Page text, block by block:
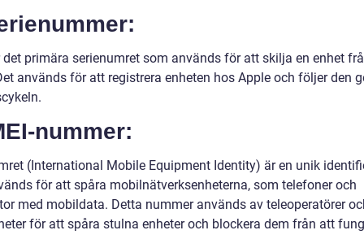
det primära serienumret som används för att skilja en enhet
används för att registrera enheten hos Apple och följer den
nummer:
(International Mobile Equipment Identity) är en unik
för att spåra mobilnätverksenheterna, som telefoner och
med mobildata. Detta nummer används av teleoperatörer
för att spåra stulna enheter och blockera dem från att